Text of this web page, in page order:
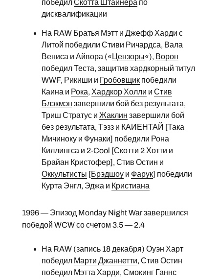
победилСкотта Штайнера по
дисквалификации
На RAW Братья Мэтт и Джефф Харди с
Литой победили Стиви Ричардса, Вала
Вениса и Айвора (« Цензоры«), Ворон
победил Теста, защитив хардкорный титул
WWF, Рикиши и Гробовщикпобедили
Каина и Рока, Хардкор Холли и Стив
Блэкмэн завершили бой без результата,
Триш Стратус и Жаклин завершили бой
без результата, Тэзз и КАИЕНТАЙ [Така
Мичиноку и Фунаки] победили Рона
Киллингса и 2-Cool [Скотти 2 Хотти и
Брайан Кристофер], Стив Остин и
Оккультисты [Брэдшоуи Фарук] победили
Курта Энгл, Эджа и Кристиана
1996 — Эпизод Monday Night War завершился
победой WCW со счетом 3.5 — 2.4
На RAW (запись 18 декабря) Оуэн Харт
победил Марти Джаннетти, Стив Остин
победил Мэтта Харди, Смокинг Ганнс